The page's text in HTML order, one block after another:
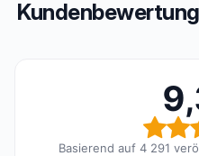
Basierend auf 4 291